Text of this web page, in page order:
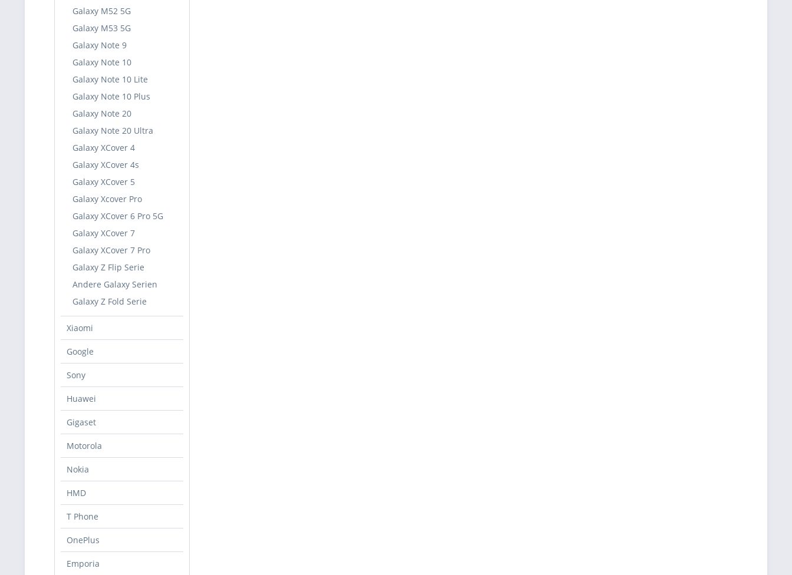
Galaxy M52 5G
Galaxy M53 5G
Galaxy Note 9
Galaxy Note 10
Galaxy Note 10 Lite
Galaxy Note 10 Plus
Galaxy Note 20
Galaxy Note 20 Ultra
Galaxy XCover 4
Galaxy XCover 4s
Galaxy XCover 5
Galaxy Xcover Pro
Galaxy XCover 6 Pro 5G
Galaxy XCover 7
Galaxy XCover 7 Pro
Galaxy Z Flip Serie
Andere Galaxy Serien
Galaxy Z Fold Serie
Xiaomi
Google
Sony
Huawei
Gigaset
Motorola
Nokia
HMD
T Phone
OnePlus
Emporia